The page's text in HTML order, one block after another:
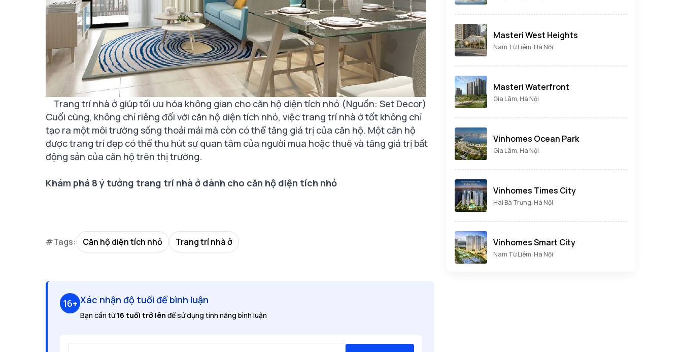
Trang trí nhà ở giúp tối ưu hóa không gian cho căn hộ diện tích nhỏ (Nguồn: Set Decor)
Cuối cùng, không chỉ riêng đối với căn hộ diện tích nhỏ, việc trang trí nhà ở tốt không chỉ
tạo ra một môi trường sống thoải mái mà còn có thể tăng giá trị của căn hộ. Một căn hộ
được trang trí đẹp có thể thu hút sự quan tâm của người mua hoặc thuê và tăng giá trị bất
động sản của căn hộ trên thị trường.
Khám phá 8 ý tưởng trang trí nhà ở dành cho căn hộ diện tích nhỏ
#Tags: Căn hộ diện tích nhỏ Trang trí nhà ở
16+ Xác nhận độ tuổi để bình luận
Bạn cần từ16 tuổi trở lên để sử dụng tính năng bình luận
Masteri West Heights
Nam Từ Liêm, Hà Nội
Masteri Waterfront
Gia Lâm, Hà Nội
Vinhomes Ocean Park
Gia Lâm, Hà Nội
Vinhomes Times City
Hai Bà Trưng, Hà Nội
Vinhomes Smart City
Nam Từ Liêm, Hà Nội